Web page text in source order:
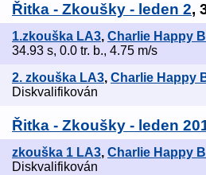
Řitka - Zkoušky - leden 2,
1.zkouška LA3, Charlie Happy
34.93 s, 0.0 tr. b., 4.75 m/s
2. zkouška LA3, Charlie Happy
Diskvalifikován
Řitka - Zkoušky - leden
zkouška 1 LA3, Charlie Happy
Diskvalifikován